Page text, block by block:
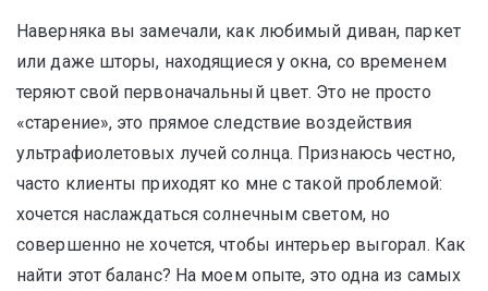
Наверняка вы замечали, как любимый диван, паркет
или даже шторы, находящиеся у окна, со временем
теряют свой первоначальный цвет. Это не просто
«старение», это прямое следствие воздействия
ультрафиолетовых лучей солнца. Признаюсь честно,
часто клиенты приходят ко мне с такой проблемой:
хочется наслаждаться солнечным светом, но
совершенно не хочется, чтобы интерьер выгорал. Как
найти этот баланс? На моем опыте, это одна из самых